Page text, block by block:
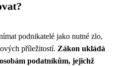
podnikatelé jako nutné zlo,
příležitostí. Zákon ukládá
podatníkům, jejichž